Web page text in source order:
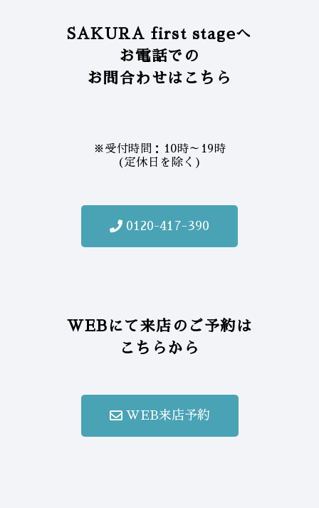
SAKURA first stageへ
お電話での
お問合わせはこちら
※受付時間：10時～19時
(定休日を除く)
0120-417-390
WEBにて来店のご予約は
こちらから
WEB来店予約